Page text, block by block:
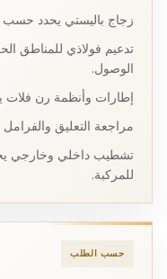
زجاج باليستي يحدد حسب
تدعيم فولاذي للمناطق
الوصول.
إطارات وأنظمة رن فلات
مراجعة التعليق
تشطيب داخلي وخارجي
للمركبة.
حسب الطلب